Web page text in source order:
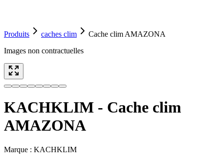
Produits caches clim
Cache clim AMAZONA
Images non contractuelles
KACHKLIM - Cache clim
AMAZONA
Marque : KACHKLIM